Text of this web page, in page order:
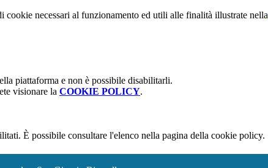
necessari al funzionamento ed utili alle finalità illustrate nella
piattaforma e non è possibile disabilitarli.
visionare la COOKIE POLICY.
È possibile consultare l'elenco nella pagina della cookie policy.